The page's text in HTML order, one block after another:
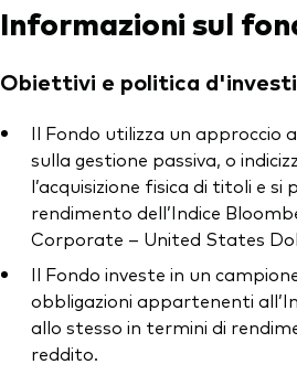
Informazioni sul
Obiettivi e politica
Il Fondo utilizza un approccio
sulla gestione passiva, o
l’acquisizione fisica di titoli e si
rendimento dell’Indice
Corporate – United States
Il Fondo investe in un
obbligazioni appartenenti
allo stesso in termini di
reddito.